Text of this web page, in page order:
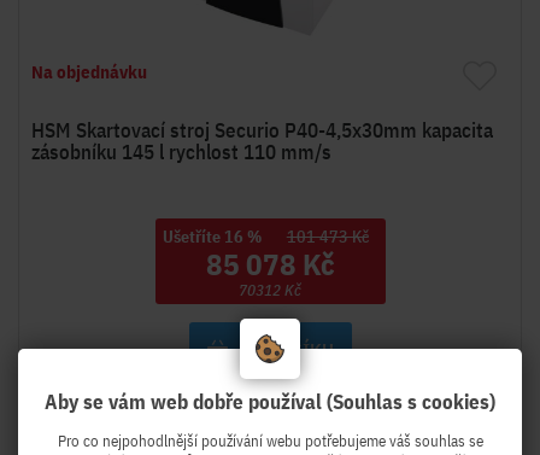
Na objednávku
HSM Skartovací stroj Securio P40-4,5x30mm kapacita
zásobníku 145 l rychlost 110 mm/s
Ušetříte 16 % 101 473 Kč
85 078 Kč
70312 Kč
DO KOŠÍKU
Aby se vám web dobře používal (Souhlas s cookies)
Pro co nejpohodlnější používání webu potřebujeme váš souhlas se